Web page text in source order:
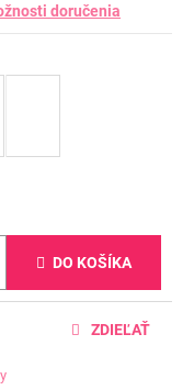
doručenia
DO KOŠÍKA
ZDIEĽAŤ